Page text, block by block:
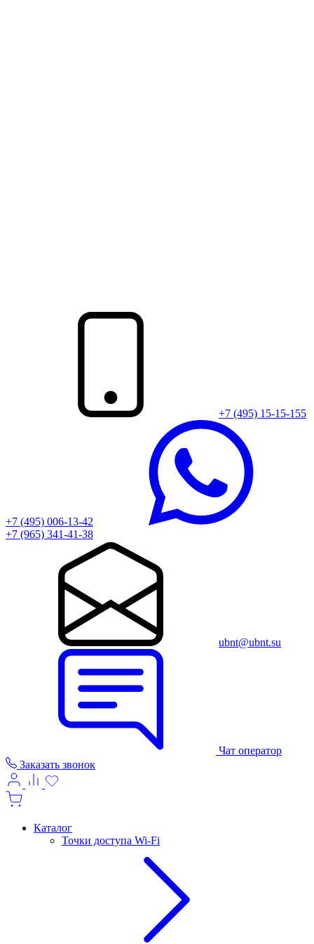
+7 (495) 15-15-155
+7 (495) 006-13-42
+7 (965) 341-41-38
ubnt@ubnt.su
Чат оператор
Заказать звонок
Каталог
Точки доступа Wi-Fi